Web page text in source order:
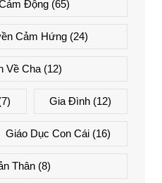
Động (65)
Cảm Hứng(24)
Về Cha (12)
Gia Đình (12)
Giáo Dục Con Cái(16)
Thân(8)